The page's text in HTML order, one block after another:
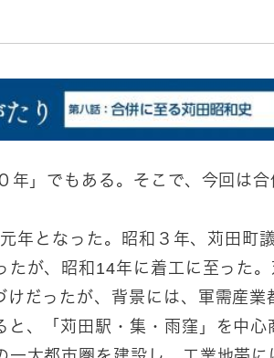
」でもある。そこで、今回は合
年となった。昭和３年、苅田町
が、昭和14年に着工に至った。
だったが、背景には、軍需産業
、「苅田駅・集・雨窪」を中心